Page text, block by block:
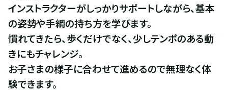
インストラクターがしっかりサポートしながら、基本
の姿勢や手綱の持ち方を学びます。
慣れてきたら、歩くだけでなく、少しテンポのある動
きにもチャレンジ。
お子さまの様子に合わせて進めるので無理なく体
験できます。